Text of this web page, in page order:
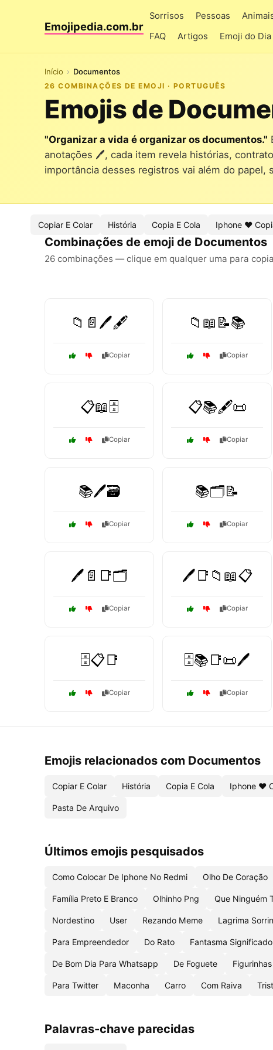
Emojipedia.com.br
Sorrisos Pessoas
FAQ
Artigos Emoji do Dia
Início Documentos
26 COMBINAÇÕES DE EMOJI · PORTUGUÊS
Emojis de
"Organizar a vida é organizar os documentos."
anotações 🖊️, cada item revela histórias,
importância desses registros vai além do papel,
Copiar E Colar História Copia E Cola Iphone ❤️
Combinações de emoji de Documentos
26 combinações — clique em qualquer uma para
📁📄🖊️🖋️
Copiar
📁📖📝📚
Copiar
📋📖🗄️
Copiar
📋📚🖋️📜
Copiar
📚🖊️🗃️
Copiar
📚🗂️📝
Copiar
🖊️📄📑🗂️
Copiar
🖊️📑📁📖📋
Copiar
🗄️📋📑
Copiar
🗄️📚📑📜🖊️
Copiar
Emojis relacionados com Documentos
Copiar E Colar História Copia E Cola Iphone ❤️
Pasta De Arquivo
Últimos emojis pesquisados
Como Colocar De Iphone No Redmi Olho De Coração
Família Preto E Branco Olhinho Png Que Ninguém
Nordestino User Rezando Meme Lagrima
Para Empreendedor Do Rato Fantasma Significado
De Bom Dia Para Whatsapp De Foguete
Para Twitter Maconha Carro Com Raiva
Palavras-chave parecidas